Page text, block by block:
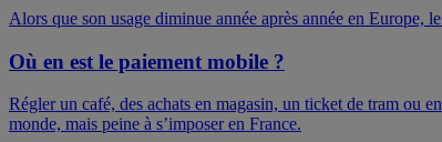
Alors que son usage diminue année après année en Europe,
Où en est le paiement mobile ?
Régler un café, des achats en magasin, un ticket de tram ou
monde, mais peine à s’imposer en France.